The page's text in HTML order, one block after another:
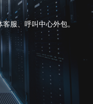
服、呼叫中心外包。